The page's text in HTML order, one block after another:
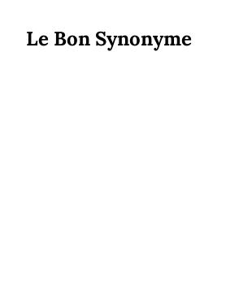
Le Bon Synonyme